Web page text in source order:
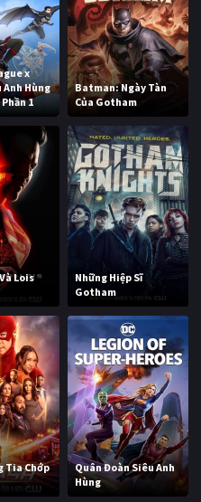
x
Anh Hùng
1
Batman: Ngày Tàn
Của Gotham
Lois
Những Hiệp Sĩ
Gotham
Tia Chớp
Quân Đoàn Siêu Anh
Hùng